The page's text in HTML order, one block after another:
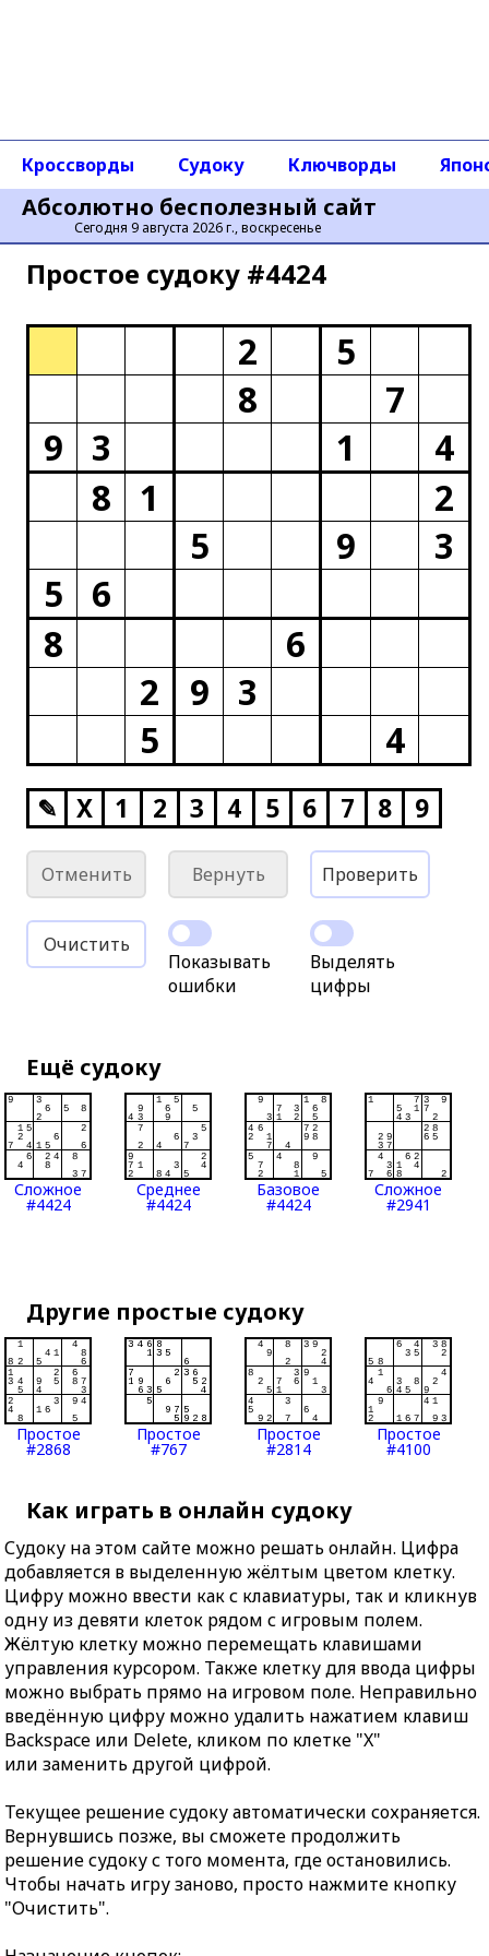
Абсолютно бесполезный сайт
Сегодня 9 августа 2026 г., воскресенье
Кроссворды Судоку Ключворды
Простое cудоку #4424
2
5
8
7
9
3 1
4
8
1
2
5
9
3
5
6
8
6
2
9
3
5
4
✎ X 1 2 3 4 5 6 7 8 9
Отменить Вернуть Проверить
Очистить
Показывать
ошибки
Выделять
цифры
Ещё судоку
Сложное
#4424
Среднее
#4424
Базовое
#4424
Сложное
#2941
Другие простые судоку
Простое
#2868
Простое
#767
Простое
#2814
Простое
#4100
Как играть в онлайн судоку
Судоку на этом сайте можно решать онлайн. Цифра
добавляется в выделенную жёлтым цветом клетку.
Цифру можно ввести как с клавиатуры, так и кликнув
одну из девяти клеток рядом с игровым полем.
Жёлтую клетку можно перемещать клавишами
управления курсором. Также клетку для ввода цифры
можно выбрать прямо на игровом поле. Неправильно
введённую цифру можно удалить нажатием клавиш
Backspace или Delete, кликом по клетке "X"
или заменить другой цифрой.
Текущее решение судоку автоматически сохраняется.
Вернувшись позже, вы сможете продолжить
решение судоку с того момента, где остановились.
Чтобы начать игру заново, просто нажмите кнопку
"Очистить".